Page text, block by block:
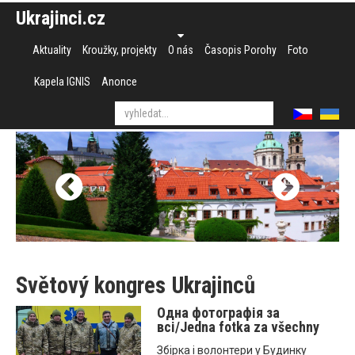
Ukrajinci.cz
Aktuality Kroužky, projekty O nás Časopis Porohy Foto
Kapela IGNIS Anonce
Světový kongres Ukrajinců
Одна фотографія за
всі/Jedna fotka za všechny
Збірка і волонтери у Будинку